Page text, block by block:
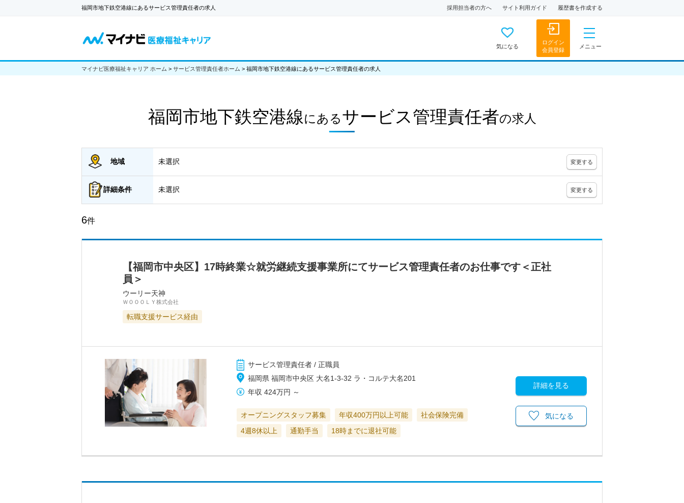
福岡市地下鉄空港線にあるサービス管理責任者の求人 採用担当者の方へ サイト利用ガイド 履歴書を作成する
気になる
ログイン
会員登録
メニュー
マイナビ医療福祉キャリア ホーム > サービス管理責任者ホーム > 福岡市地下鉄空港線にあるサービス管理責任者の求人
福岡市地下鉄空港線にあるサービス管理責任者の求人
地域 未選択 変更する
詳細条件 未選択 変更する
6件
【福岡市中央区】17時終業☆就労継続支援事業所にてサービス管理責任者のお仕事です＜正社
員＞
ウーリー天神
ＷＯＯＯＬＹ株式会社
転職支援サービス経由
サービス管理責任者 / 正職員
福岡県 福岡市中央区 大名1-3-32 ラ・コルテ大名201
年収 424万円 ～
オープニングスタッフ募集 年収400万円以上可能
社会保険完備
4週8休以上
通勤手当 18時までに退社可能
詳細を見る
気になる